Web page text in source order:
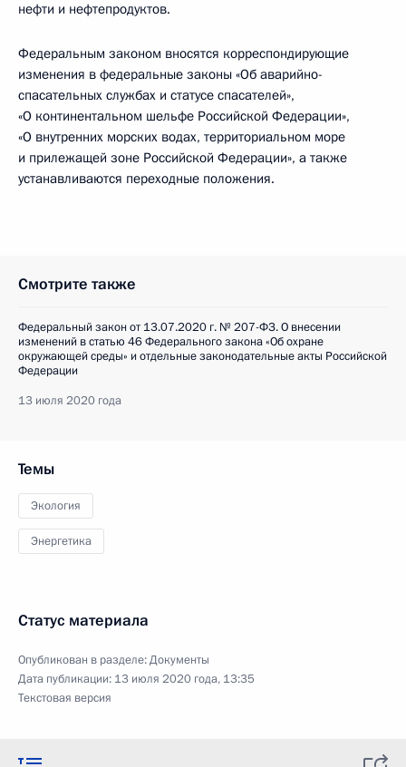
нефти и нефтепродуктов.
Федеральным законом вносятся корреспондирующие
изменения в федеральные законы «Об аварийно-
спасательных службах и статусе спасателей»,
«О континентальном шельфе Российской Федерации»,
«О внутренних морских водах, территориальном море
и прилежащей зоне Российской Федерации», а также
устанавливаются переходные положения.
Смотрите также
Федеральный закон от 13.07.2020 г. № 207-ФЗ. О внесении
изменений в статью 46 Федерального закона «Об охране
окружающей среды» и отдельные законодательные акты Российской
Федерации
13 июля 2020 года
Темы
Экология
Энергетика
Статус материала
Опубликован в разделе:Документы
Дата публикации: 13 июля 2020 года, 13:35
Текстовая версия